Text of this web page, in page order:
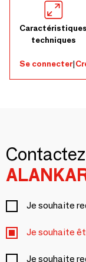
Caractéristiques
techniques
Se connecter|
Je souhaite
Je souhaite
Je souhaite